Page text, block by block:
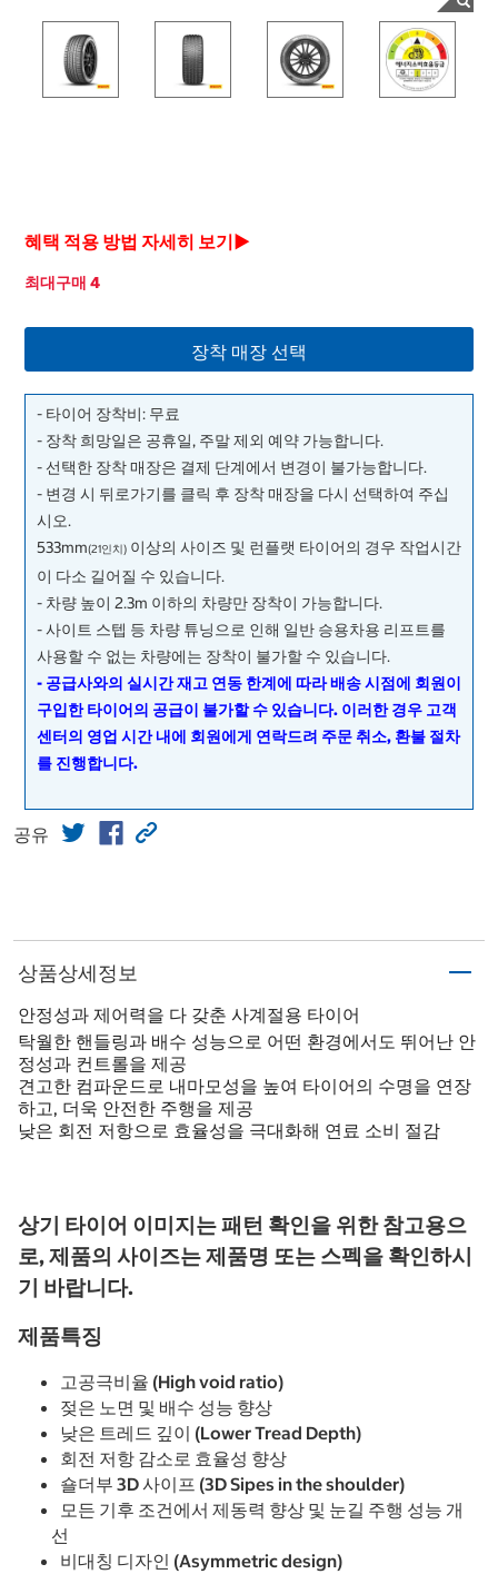
혜택 적용 방법 자세히 보기▶
최대구매 4
장착 매장 선택
- 타이어 장착비: 무료
- 장착 희망일은 공휴일, 주말 제외 예약 가능합니다.
- 선택한 장착 매장은 결제 단계에서 변경이 불가능합니다.
- 변경 시 뒤로가기를 클릭 후 장착 매장을 다시 선택하여 주십
시오.
533mm(21인치) 이상의 사이즈 및 런플랫 타이어의 경우 작업시간
이 다소 길어질 수 있습니다.
- 차량 높이 2.3m 이하의 차량만 장착이 가능합니다.
- 사이트 스텝 등 차량 튜닝으로 인해 일반 승용차용 리프트를
사용할 수 없는 차량에는 장착이 불가할 수 있습니다.
- 공급사와의 실시간 재고 연동 한계에 따라 배송 시점에 회원이
구입한 타이어의 공급이 불가할 수 있습니다. 이러한 경우 고객
센터의 영업 시간 내에 회원에게 연락드려 주문 취소, 환불 절차
를 진행합니다.
공유
상품상세정보
안정성과 제어력을 다 갖춘 사계절용 타이어
탁월한 핸들링과 배수 성능으로 어떤 환경에서도 뛰어난 안
정성과 컨트롤을 제공
견고한 컴파운드로 내마모성을 높여 타이어의 수명을 연장
하고, 더욱 안전한 주행을 제공
낮은 회전 저항으로 효율성을 극대화해 연료 소비 절감
상기 타이어 이미지는 패턴 확인을 위한 참고용으
로, 제품의 사이즈는 제품명 또는 스펙을 확인하시
기 바랍니다.
제품특징
고공극비율 (High void ratio)
젖은 노면 및 배수 성능 향상
낮은 트레드 깊이 (Lower Tread Depth)
회전 저항 감소로 효율성 향상
숄더부 3D 사이프 (3D Sipes in the shoulder)
모든 기후 조건에서 제동력 향상 및 눈길 주행 성능 개
선
비대칭 디자인 (Asymmetric design)